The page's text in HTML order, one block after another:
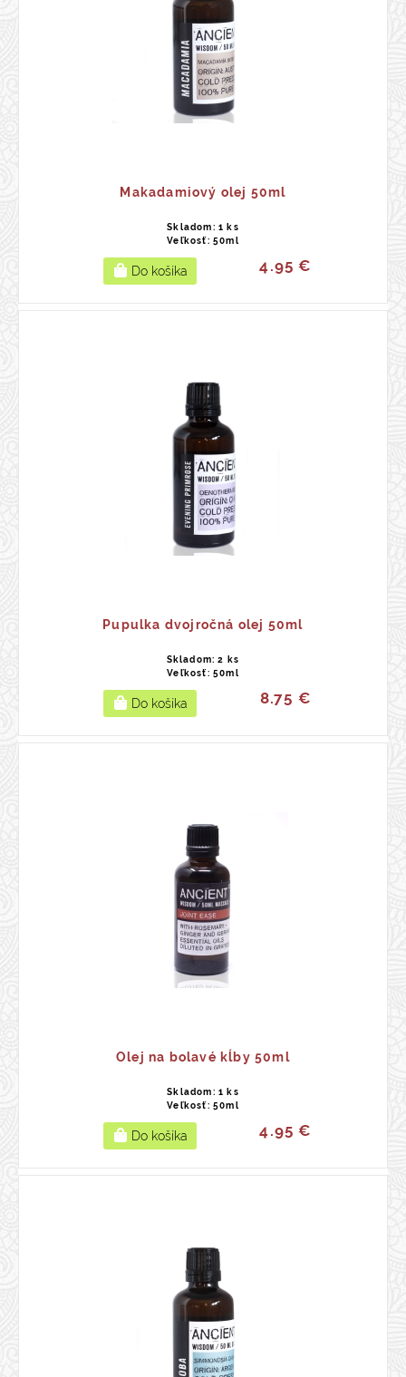
Makadamiový olej 50ml
Skladom: 1 ks
Veľkosť: 50ml
4.95 €
Pupulka dvojročná olej 50ml
Skladom: 2 ks
Veľkosť: 50ml
8.75 €
Olej na bolavé kĺby 50ml
Skladom: 1 ks
Veľkosť: 50ml
4.95 €